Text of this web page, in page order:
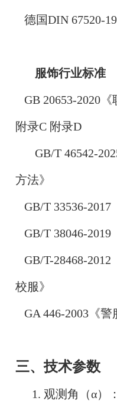
德国DIN 67520-
服饰行业标准
GB 20653-2020《
附录C 附录D
GB/T 46542-
方法》
GB/T 33536-2017
GB/T 38046-2019
GB/T-28468-
校服》
GA 446-2003《警
三、技术参数
1. 观测角（α）